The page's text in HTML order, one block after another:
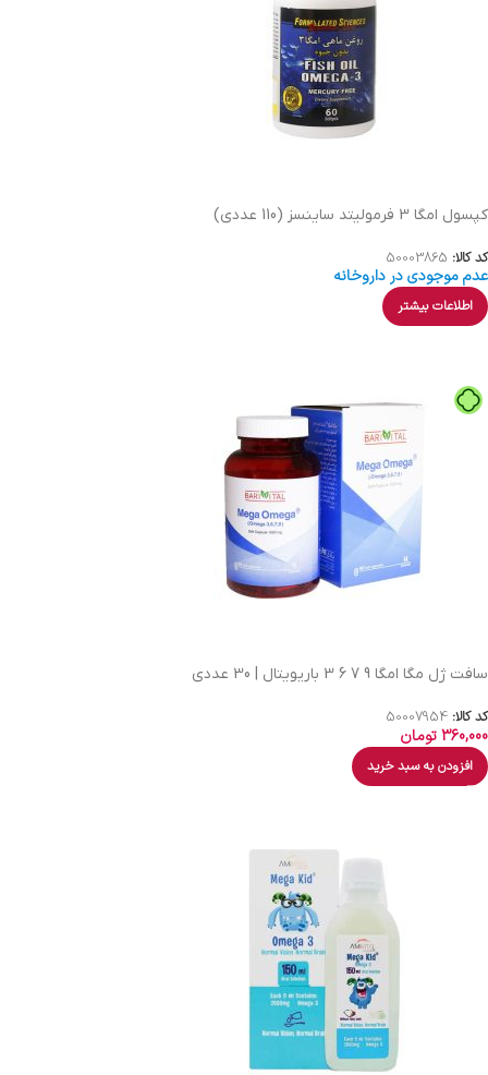
کپسول امگا 3 فرمولیتد ساینسز (110 عددی)
کد کالا: 50003865
عدم موجودی در داروخانه
اطلاعات بیشتر
سافت ژل مگا امگا 9 7 6 3 باریویتال | 30 عددی
کد کالا: 50007954
360,000تومان
افزودن به سبد خرید